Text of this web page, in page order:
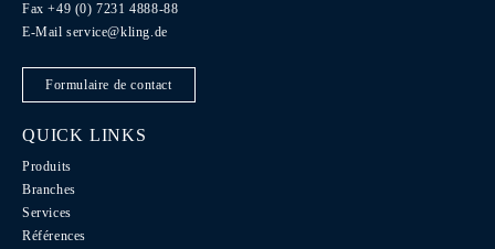
Fax +49 (0) 7231 4888-88
E-Mailservice@kling.de
Formulaire de contact
QUICK LINKS
Produits
Branches
Services
Références